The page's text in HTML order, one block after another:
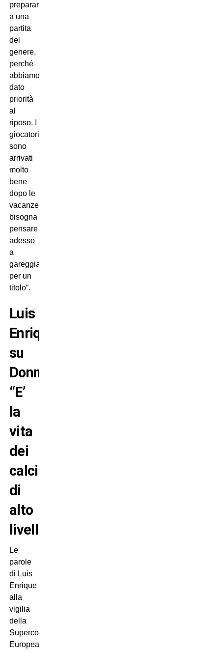
prepararsi
a una
partita
del
genere,
perché
abbiamo
dato
priorità
al
riposo. I
giocatori
sono
arrivati
molto
bene
dopo le
vacanze,
bisogna
pensare
adesso
a
gareggiare
per un
titolo“.
Luis
Enrique
su
Donnarumma:
“E’
la
vita
dei
calciatori
di
alto
livello”
Le
parole
di Luis
Enrique
alla
vigilia
della
Supercoppa
Europea